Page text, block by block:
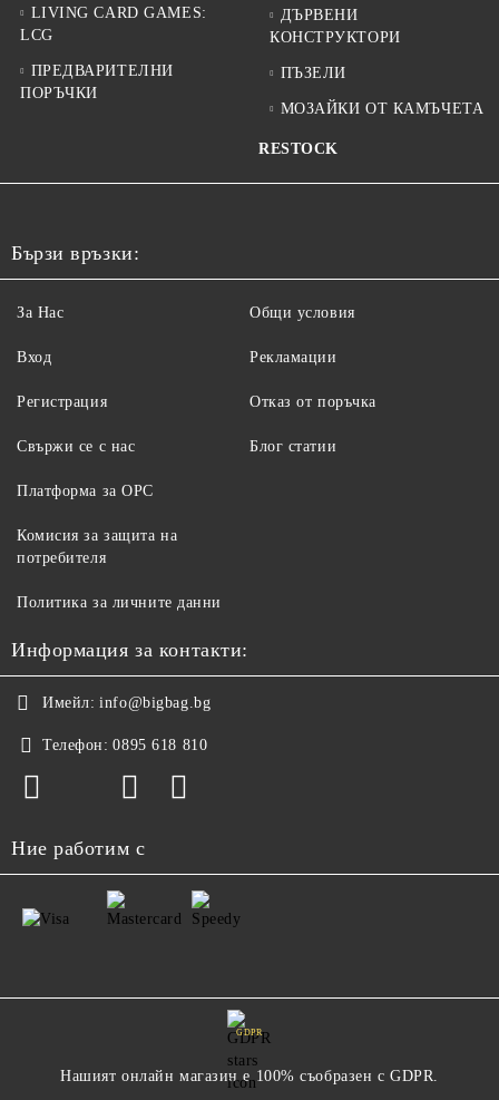
LIVING CARD GAMES:
LCG
ПРЕДВАРИТЕЛНИ
ПОРЪЧКИ
ДЪРВЕНИ
КОНСТРУКТОРИ
ПЪЗЕЛИ
МОЗАЙКИ ОТ КАМЪЧЕТА
RESTOCK
Бързи връзки:
За Нас
Вход
Регистрация
Свържи се с нас
Общи условия
Рекламации
Отказ от поръчка
Блог статии
Платформа за ОРС
Комисия за защита на
потребителя
Политика за личните данни
Информация за контакти:
Имейл: info@bigbag.bg
Телефон: 0895 618 810
Ние работим с
GDPR
Нашият онлайн магазин е 100% съобразен с GDPR.